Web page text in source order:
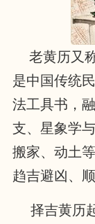
老黄历又称
是中国传统
法工具书，
支、星象学
搬家、动土
趋吉避凶、
择吉黄历